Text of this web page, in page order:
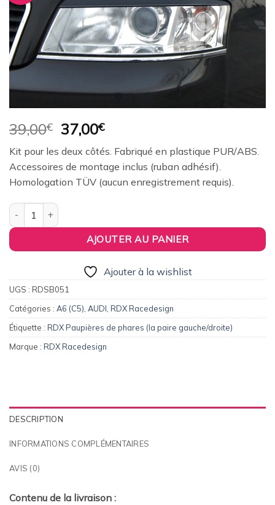
à la
wishlist
39,00€ Le
prix
initial
était :
39,00€.
37,00€Le
prix
actuel
est :
37,00€.
Kit pour les deux côtés. Fabriqué en plastique PUR/ABS.
Accessoires de montage inclus (ruban adhésif).
Homologation TÜV (aucun enregistrement requis).
quantité de paupières de phares (la paire) RDX pour AUDI A6-
AJOUTER AU PANIER
Ajouter à la wishlist
UGS : RDSB051
Catégories : A6 (C5) AUDI RDX Racedesign
Étiquette : RDX Paupières de phares (la paire gauche/droite)
Marque : RDX Racedesign
DESCRIPTION
INFORMATIONS COMPLÉMENTAIRES
AVIS (0)
Contenu de la livraison :